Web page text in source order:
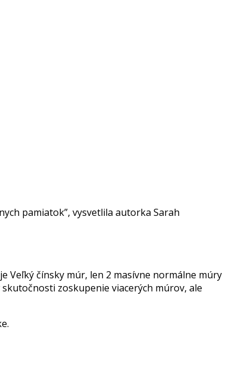
pamiatok”, vysvetlila autorka Sarah
Veľký čínsky múr, len 2 masívne normálne múry
skutočnosti zoskupenie viacerých múrov, ale